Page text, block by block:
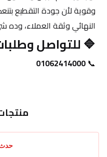
النهائي وثقة العملاء، وده
🔷 للتواصل
📞
01062414000